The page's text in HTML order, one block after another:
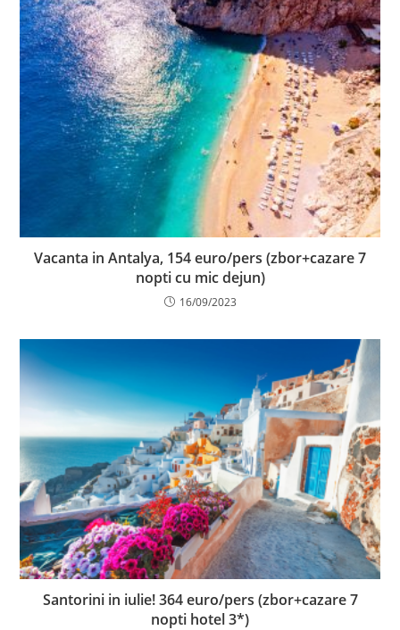
Vacanta in Antalya, 154 euro/pers (zbor+cazare 7
nopti cu mic dejun)
16/09/2023
Santorini in iulie! 364 euro/pers (zbor+cazare 7
nopti hotel 3*)